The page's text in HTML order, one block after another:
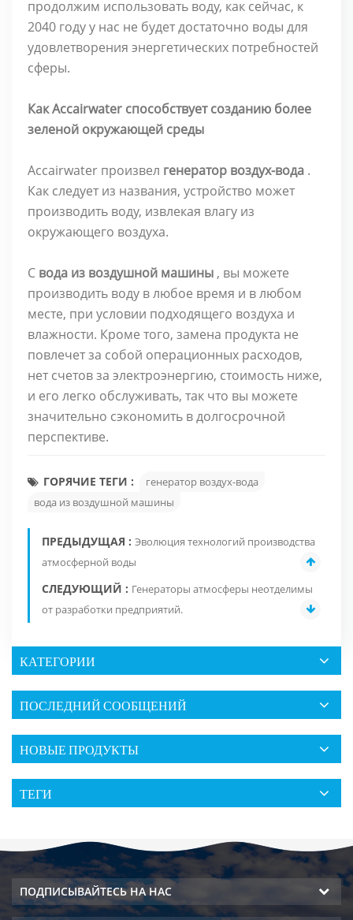
продолжим использовать воду, как сейчас, к
2040 году у нас не будет достаточно воды для
удовлетворения энергетических потребностей
сферы.
Как Accairwater способствует созданию более
зеленой окружающей среды
Accairwater произвел генератор воздух-вода .
Как следует из названия, устройство может
производить воду, извлекая влагу из
окружающего воздуха.
С вода из воздушной машины , вы можете
производить воду в любое время и в любом
месте, при условии подходящего воздуха и
влажности. Кроме того, замена продукта не
повлечет за собой операционных расходов,
нет счетов за электроэнергию, стоимость ниже,
и его легко обслуживать, так что вы можете
значительно сэкономить в долгосрочной
перспективе.
ГОРЯЧИЕ ТЕГИ :
генератор воздух-вода
вода из воздушной машины
ПРЕДЫДУЩАЯ : Эволюция технологий производства
атмосферной воды
СЛЕДУЮЩИЙ : Генераторы атмосферы неотделимы
от разработки предприятий.
КАТЕГОРИИ
ПОСЛЕДНИЙ СООБЩЕНИЙ
НОВЫЕ ПРОДУКТЫ
ТЕГИ
ПОДПИСЫВАЙТЕСЬ НА НАС